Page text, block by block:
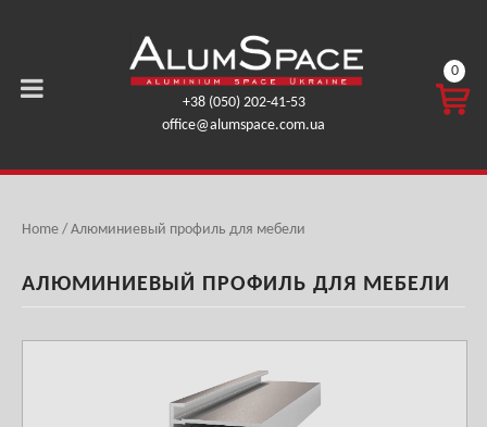
+38 (050) 202-41-53
office@alumspace.com.ua
КОРЗ
ГРН.
0
Home / Алюминиевый профиль для мебели
АЛЮМИНИЕВЫЙ ПРОФИЛЬ ДЛЯ МЕБЕЛИ